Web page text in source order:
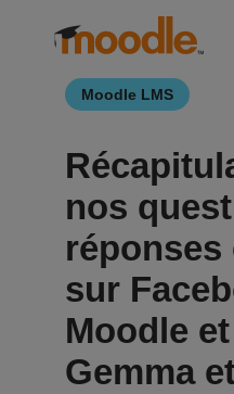
contenuProduits
Prestations de service
À propos de nous
Ressources
À propos de nous /
Moodle LMS
nos
réponses
sur
Moodle
Gemma